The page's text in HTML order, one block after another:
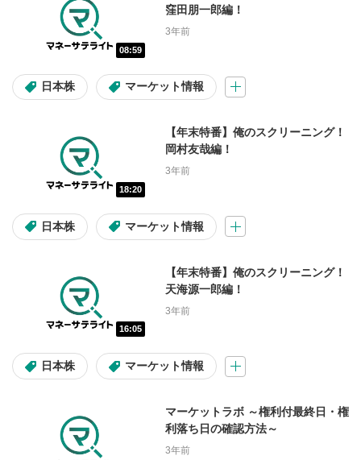
1ヶ月限定無料公開中！
操作説明動画 入金・出金
コラム
コンテンツの種類
ショート動画
米国株(コラム) マーケット情報
08:59
窪田朋一郎編！
3年前
日本株 マーケット情報
18:20
【年末特番】俺のスクリーニング！
岡村友哉編！
3年前
日本株 マーケット情報
16:05
【年末特番】俺のスクリーニング！
天海源一郎編！
3年前
日本株 マーケット情報
マーケットラボ ～権利付最終日・権
利落ち日の確認方法～
3年前